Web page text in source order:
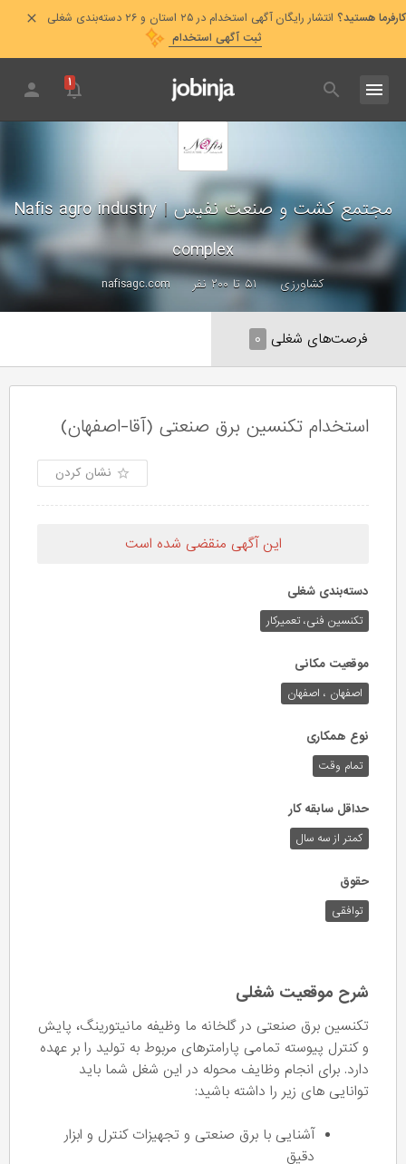
کارفرما هستید؟ انتشار رایگان آگهی استخدام در ۲۵ استان و ۲۶ دسته‌بندی شغلی
ثبت آگهی استخدام
۱
مجتمع كشت و صنعت نفيس|
Nafis agro industry
complex
کشاورزی ۵۱ تا ۲۰۰ نفر nafisagc.com
فرصت‌های شغلی ۰
استخدام تكنسين برق صنعتی (آقا-اصفهان)
نشان کردن
این آگهی منقضی شده است
دسته‌بندی شغلی
تکنسین فنی، تعمیرکار
موقعیت مکانی
اصفهان ، اصفهان
نوع همکاری
تمام وقت
حداقل سابقه کار
کمتر از سه سال
حقوق
توافقی
شرح موقعیت شغلی
تکنسین برق صنعتی در گلخانه ما وظیفه مانیتورینگ، پایش
و کنترل پیوسته تمامی پارامترهای مربوط به تولید را بر عهده
دارد. برای انجام وظایف محوله در این شغل شما باید
توانایی های زیر را داشته باشید:
آشنایی با برق صنعتی و تجهیزات کنترل و ابزار
دقیق